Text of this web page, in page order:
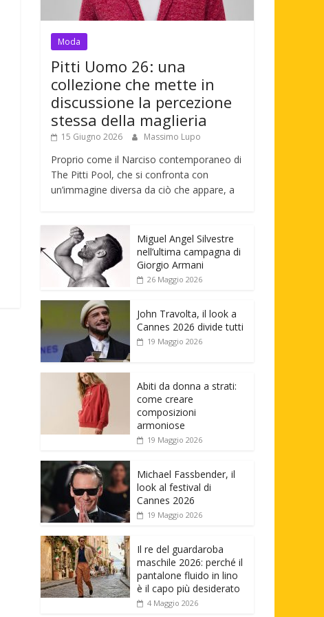
Moda
Pitti Uomo 26: una
collezione che mette in
discussione la percezione
stessa della maglieria
15 Giugno 2026 Massimo Lupo
Proprio come il Narciso contemporaneo di
The Pitti Pool, che si confronta con
un’immagine diversa da ciò che appare, a
Miguel Angel Silvestre
nell’ultima campagna di
Giorgio Armani
26 Maggio 2026
John Travolta, il look a
Cannes 2026 divide tutti
19 Maggio 2026
Abiti da donna a strati:
come creare
composizioni
armoniose
19 Maggio 2026
Michael Fassbender, il
look al festival di
Cannes 2026
19 Maggio 2026
Il re del guardaroba
maschile 2026: perché il
pantalone fluido in lino
è il capo più desiderato
4 Maggio 2026